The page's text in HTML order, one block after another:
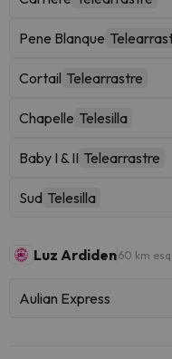
Pene Blanque
Cortail Telearrastre
Chapelle Telesilla
Baby I & II Telearrastre
Sud Telesilla
Luz Ardiden60 km
Aulian Express